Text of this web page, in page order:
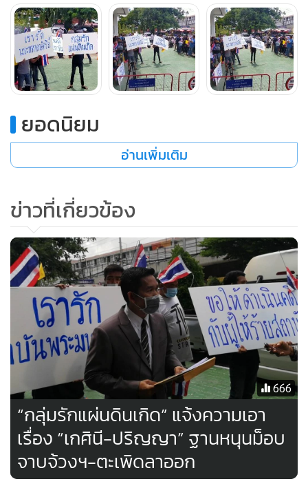
และประเทศชาติ โดยการให้บรรลุวัตถุประสงค์และปณิธานดัง
กล่าวนี้ มหาวิทยาลัยธรรมศาสตร์ต้องดำเนินการโดยยืดหลัก
ความรับผิดชอบต่อชุมชน สังคม และประเทศชาติและอื่นๆ ตาม
มาตรา 8 ของพระราชบัญญัติดังกล่าวนี้ด้วย โดยมี พ.ต.อ.ศิวาพัช
ญ์ สนิทนวนธนรัฐ ผกก.สอบสวนสภ.กลุ่มงานสอบสวน ภ.1 เป็น
ยอดนิยม
อ่านเพิ่มเติม
ข่าวที่เกี่ยวข้อง
666
“กลุ่มรักแผ่นดินเกิด” แจ้งความเอา
เรื่อง “เกศินี-ปริญญา” ฐานหนุนม็อบ
จาบจ้วงฯ-ตะเพิดลาออก